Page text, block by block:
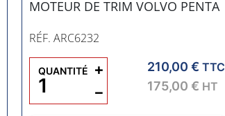
MOTEUR DE TRIM VOLVO PENTA
RÉF. ARC6232
210,00 € TTC
175,00 € HT
QUANTITÉ
−
+